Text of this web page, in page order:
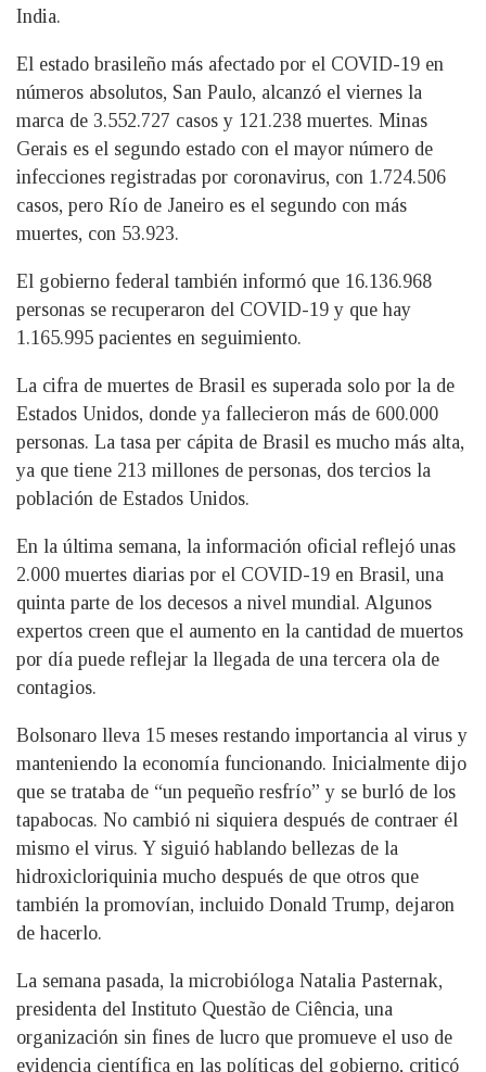
India.
El estado brasileño más afectado por el COVID-19 en
números absolutos, San Paulo, alcanzó el viernes la
marca de 3.552.727 casos y 121.238 muertes. Minas
Gerais es el segundo estado con el mayor número de
infecciones registradas por coronavirus, con 1.724.506
casos, pero Río de Janeiro es el segundo con más
muertes, con 53.923.
El gobierno federal también informó que 16.136.968
personas se recuperaron del COVID-19 y que hay
1.165.995 pacientes en seguimiento.
La cifra de muertes de Brasil es superada solo por la de
Estados Unidos, donde ya fallecieron más de 600.000
personas. La tasa per cápita de Brasil es mucho más alta,
ya que tiene 213 millones de personas, dos tercios la
población de Estados Unidos.
En la última semana, la información oficial reflejó unas
2.000 muertes diarias por el COVID-19 en Brasil, una
quinta parte de los decesos a nivel mundial. Algunos
expertos creen que el aumento en la cantidad de muertos
por día puede reflejar la llegada de una tercera ola de
contagios.
Bolsonaro lleva 15 meses restando importancia al virus y
manteniendo la economía funcionando. Inicialmente dijo
que se trataba de “un pequeño resfrío” y se burló de los
tapabocas. No cambió ni siquiera después de contraer él
mismo el virus. Y siguió hablando bellezas de la
hidroxicloriquinia mucho después de que otros que
también la promovían, incluido Donald Trump, dejaron
de hacerlo.
La semana pasada, la microbióloga Natalia Pasternak,
presidenta del Instituto Questão de Ciência, una
organización sin fines de lucro que promueve el uso de
evidencia científica en las políticas del gobierno, criticó